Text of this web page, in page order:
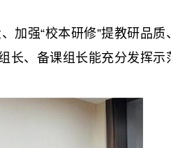
强“校本研修”提教研品质
长、备课组长能充分发挥